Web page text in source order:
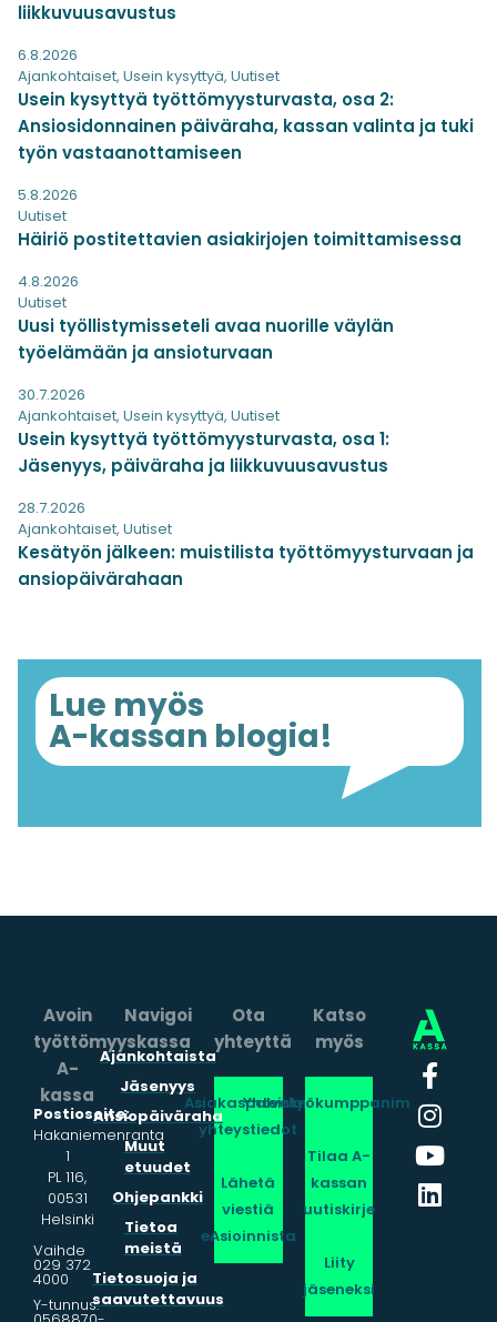
liikkuvuusavustus
6.8.2026
Ajankohtaiset, Usein kysyttyä, Uutiset
Usein kysyttyä työttömyysturvasta, osa 2:
Ansiosidonnainen päiväraha, kassan valinta ja tuki
työn vastaanottamiseen
5.8.2026
Uutiset
Häiriö postitettavien asiakirjojen toimittamisessa
4.8.2026
Uutiset
Uusi työllistymisseteli avaa nuorille väylän
työelämään ja ansioturvaan
30.7.2026
Ajankohtaiset, Usein kysyttyä, Uutiset
Usein kysyttyä työttömyysturvasta, osa 1:
Jäsenyys, päiväraha ja liikkuvuusavustus
28.7.2026
Ajankohtaiset, Uutiset
Kesätyön jälkeen: muistilista työttömyysturvaan ja
ansiopäivärahaan
Lue myös
A-kassan blogia!
Avoin
työttömyyskassa
A-
kassa
Postiosoite:
Hakaniemenranta
1
PL 116,
00531
Helsinki
Vaihde
029 372
4000
Y-tunnus:
Ota
yhteyttä
Asiakaspalvelun
yhteystiedot
Lähetä
viestiä
eAsioinnista
Navigoi
Ajankohtaista
Jäsenyys
Ansiopäiväraha
Muut
etuudet
Ohjepankki
Tietoa
meistä
Tietosuoja ja
saavutettavuus
Katso
myös
Yhteistyökumppanimme
Tilaa A-
kassan
uutiskirje
Liity
jäseneksi